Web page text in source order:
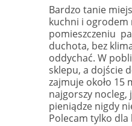
Bardzo tanie
kuchni i ogrodem
pomieszczeniu
duchota, bez
oddychać. W
sklepu, a dojście
zajmuje około 15
najgorszy nocleg,
pieniądze nigdy
Polecam tylko dla